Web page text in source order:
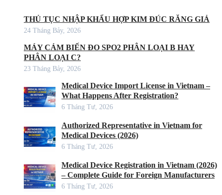
THỦ TỤC NHẬP KHẨU HỢP KIM ĐÚC RĂNG GIẢ
24 Tháng Bảy, 2026
MÁY CẢM BIẾN ĐO SPO2 PHÂN LOẠI B HAY
PHÂN LOẠI C?
23 Tháng Bảy, 2026
Medical Device Import License in Vietnam –
What Happens After Registration?
6 Tháng Tư, 2026
Authorized Representative in Vietnam for
Medical Devices (2026)
6 Tháng Tư, 2026
Medical Device Registration in Vietnam (2026)
– Complete Guide for Foreign Manufacturers
6 Tháng Tư, 2026